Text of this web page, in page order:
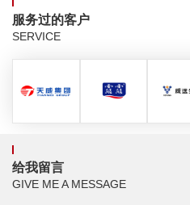
服务过的客户
SERVICE
给我留言
GIVE ME A MESSAGE